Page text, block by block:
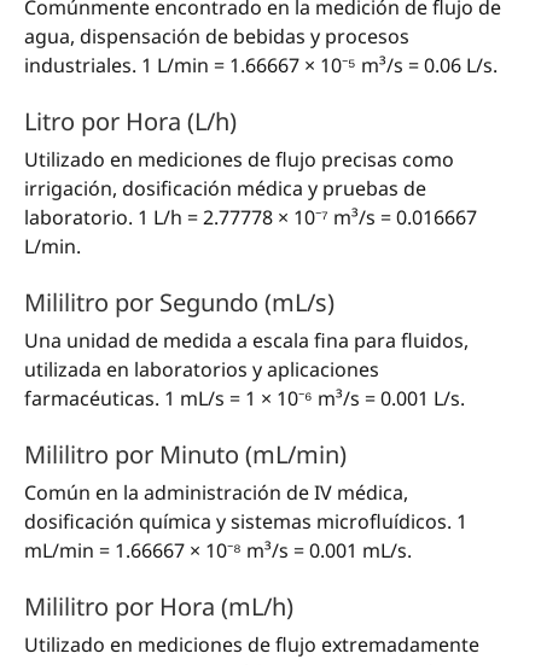
Comúnmente encontrado en la medición de flujo de
agua, dispensación de bebidas y procesos
industriales. 1 L/min = 1.66667 × 10⁻⁵ m³/s = 0.06 L/s.
Litro por Hora (L/h)
Utilizado en mediciones de flujo precisas como
irrigación, dosificación médica y pruebas de
laboratorio. 1 L/h = 2.77778 × 10⁻⁷ m³/s = 0.016667
L/min.
Mililitro por Segundo (mL/s)
Una unidad de medida a escala fina para fluidos,
utilizada en laboratorios y aplicaciones
farmacéuticas. 1 mL/s = 1 × 10⁻⁶ m³/s = 0.001 L/s.
Mililitro por Minuto (mL/min)
Común en la administración de IV médica,
dosificación química y sistemas microfluídicos. 1
mL/min = 1.66667 × 10⁻⁸ m³/s = 0.001 mL/s.
Mililitro por Hora (mL/h)
Utilizado en mediciones de flujo extremadamente